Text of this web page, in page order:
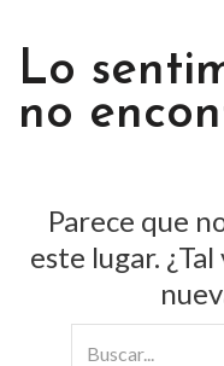
Lo
no
Parece que
este lugar.